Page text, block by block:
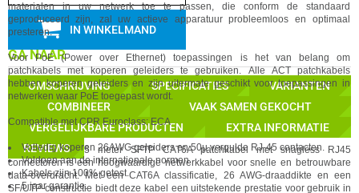
De ACT Gele 5 meter SFTP CAT6A patchkabel met snagless RJ45
connectoren is een hoogwaardige netwerkkabel voor snelle en betrouwbare
data-overdracht. Met een CAT6A classificatie, 26 AWG-draaddikte en een
SF/UTP-constructie biedt deze kabel een uitstekende prestatie voor gebruik in
IN WINKELMAND
GA NAAR
OMSCHRIJVING SPECIFICATIES
VARIANTEN
COMBINEER
VAAK SAMEN GEKOCHT
VERGELIJKBARE PRODUCTEN
EXTRA INFORMATIE
REVIEWS
materialen in uw netwerk toe te passen, die conform de standaard
geproduceerd zijn, zal uw actieve apparatuur probleemloos en optimaal
presteren.
Voor PoE (Power over Ethernet) toepassingen is het van belang om
patchkabels met koperen geleiders te gebruiken. AlleACTpatchkabels
hebben koperen geleiders en zijn uitermate geschikt voor toepassingen in
netwerken waar PoE toegepast wordt.
Compatible met CPR Euroclass: ECA
Volledig koperen 26AWG geleiders en 50µ vergulde RJ-45 contacten.
Voldoen aan de internationale normen
Kabels zijn 100% getest.
5 jaar garantie.